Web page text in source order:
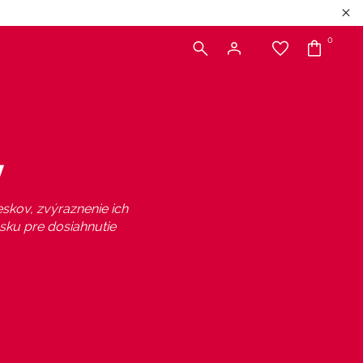
0
zvýraznenie ich
pre dosiahnutie